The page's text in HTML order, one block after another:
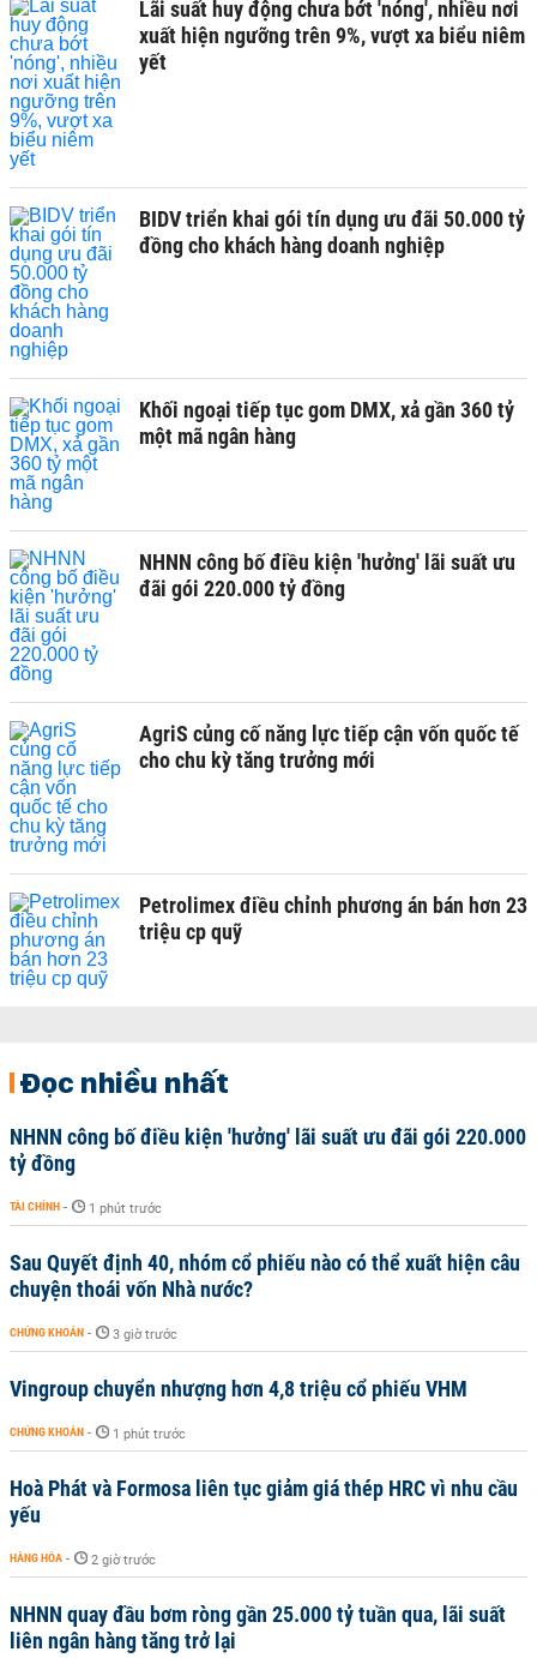
Lãi suất huy động chưa bớt 'nóng', nhiều nơi
xuất hiện ngưỡng trên 9%, vượt xa biểu niêm
yết
BIDV triển khai gói tín dụng ưu đãi 50.000 tỷ
đồng cho khách hàng doanh nghiệp
Khối ngoại tiếp tục gom DMX, xả gần 360 tỷ
một mã ngân hàng
NHNN công bố điều kiện 'hưởng' lãi suất ưu
đãi gói 220.000 tỷ đồng
AgriS củng cố năng lực tiếp cận vốn quốc tế
cho chu kỳ tăng trưởng mới
Petrolimex điều chỉnh phương án bán hơn 23
triệu cp quỹ
Đọc nhiều nhất
NHNN công bố điều kiện 'hưởng' lãi suất ưu đãi gói 220.000
tỷ đồng
TÀI CHÍNH - 1 phút trước
Sau Quyết định 40, nhóm cổ phiếu nào có thể xuất hiện câu
chuyện thoái vốn Nhà nước?
CHỨNG KHOÁN - 3 giờ trước
Vingroup chuyển nhượng hơn 4,8 triệu cổ phiếu VHM
CHỨNG KHOÁN - 1 phút trước
Hoà Phát và Formosa liên tục giảm giá thép HRC vì nhu cầu
yếu
HÀNG HÓA - 2 giờ trước
NHNN quay đầu bơm ròng gần 25.000 tỷ tuần qua, lãi suất
liên ngân hàng tăng trở lại